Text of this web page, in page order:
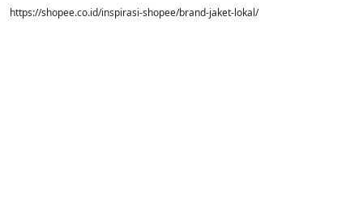
https://shopee.co.id/inspirasi-shopee/brand-jaket-lokal/